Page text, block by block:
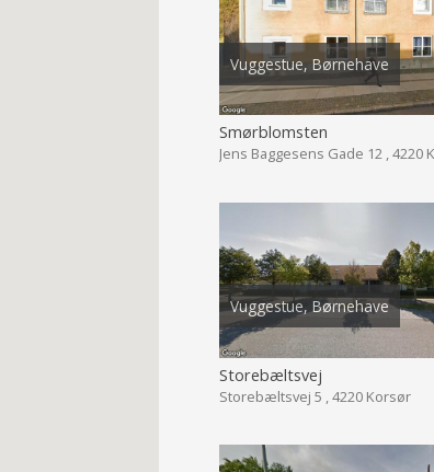
Vuggestue, Børnehave
Smørblomsten
Vuggestue, Børnehave
Storebæltsvej
Storebæltsvej 5 , 4220 Korsør